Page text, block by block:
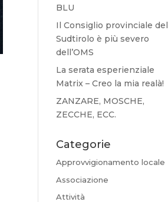
BLU
Il Consiglio provinciale del
Sudtirolo è più severo
dell’OMS
La serata esperienziale
Matrix – Creo la mia realà!
ZANZARE, MOSCHE,
ZECCHE, ECC.
Categorie
Approvvigionamento locale
Associazione
Attività